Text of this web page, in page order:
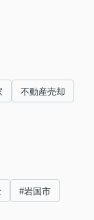
不動産売却
#岩国市